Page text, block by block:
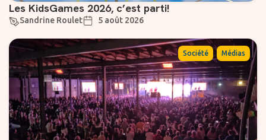
Les KidsGames 2026, c’est parti!
Sandrine Roulet 5 août 2026
Société , Médias